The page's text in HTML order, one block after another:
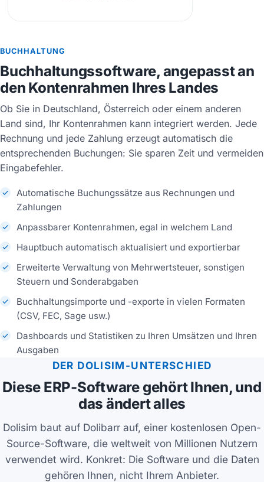
BUCHHALTUNG
Buchhaltungssoftware, angepasst an
den Kontenrahmen Ihres Landes
Ob Sie in Deutschland, Österreich oder einem anderen
Land sind, Ihr Kontenrahmen kann integriert werden. Jede
Rechnung und jede Zahlung erzeugt automatisch die
entsprechenden Buchungen: Sie sparen Zeit und vermeiden
Eingabefehler.
Automatische Buchungssätze aus Rechnungen und
Zahlungen
Anpassbarer Kontenrahmen, egal in welchem Land
Hauptbuch automatisch aktualisiert und exportierbar
Erweiterte Verwaltung von Mehrwertsteuer, sonstigen
Steuern und Sonderabgaben
Buchhaltungsimporte und -exporte in vielen Formaten
(CSV, FEC, Sage usw.)
Dashboards und Statistiken zu Ihren Umsätzen und Ihren
Ausgaben
DER DOLISIM-UNTERSCHIED
Diese ERP-Software gehört Ihnen, und
das ändert alles
Dolisim baut auf Dolibarr auf, einer kostenlosen Open-
Source-Software, die weltweit von Millionen Nutzern
verwendet wird. Konkret: Die Software und die Daten
gehören Ihnen, nicht Ihrem Anbieter.